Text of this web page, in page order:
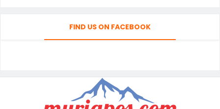
FIND US ON FACEBOOK